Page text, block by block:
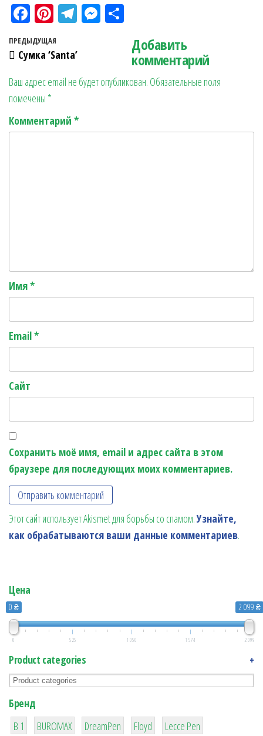
Fa
ce
bo
Pi
nt
er
t
Te
gr
m
M
ge
ра
в
ит
Навигация по записям
Предыдущая запись
ПРЕДЫДУЩАЯ
Сумка ‘Santa’
Добавить
комментарий
Ваш адрес email не будет опубликован. Обязательные поля
помечены *
Комментарий *
Имя*
Email*
Сайт
Сохранить моё имя, email и адрес сайта в этом
браузере для последующих моих комментариев.
Этот сайт использует Akismet для борьбы со спамом.Узнайте,
как обрабатываются ваши данные комментариев.
Цена
0 ₴ 2 099 ₴
0 525 1 050 1 574 2 099
Product categories +
Бренд
B 1
1
BUROMAX
1
DreamPen
2
Floyd
2
Lecce Pen